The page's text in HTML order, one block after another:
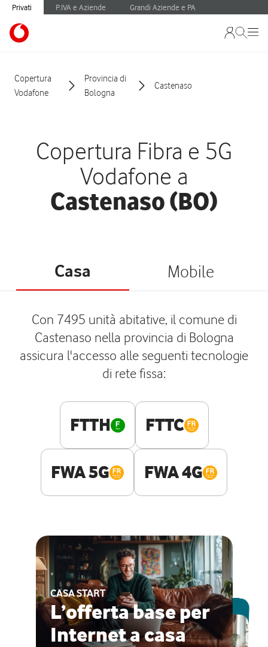
Privati P.IVA e Aziende Grandi Aziende e PA
Copertura
Vodafone
Provincia di
Bologna
Castenaso
Copertura Fibra e 5G
Vodafone a
Castenaso (BO)
Casa Mobile
Con 7495 unità abitative, il comune di
Castenaso nella provincia di Bologna
assicura l'accesso alle seguenti tecnologie
di rete fissa:
FTTH FTTC
FWA 5G FWA 4G
CASA START
L’offerta base per
Internet a casa
ESCLUSIVA ONLINE